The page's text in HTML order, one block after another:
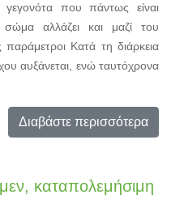
γεγονότα που πάντως είναι
αλλάζει και μαζί του
παράμετροι Κατά τη διάρκεια
αυξάνεται, ενώ ταυτόχρονα
Διαβάστε περισσότερα
καταπολεμήσιμη